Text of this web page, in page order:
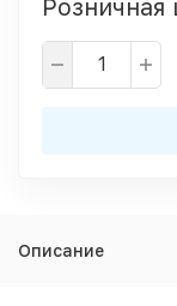
Розничная
Описание